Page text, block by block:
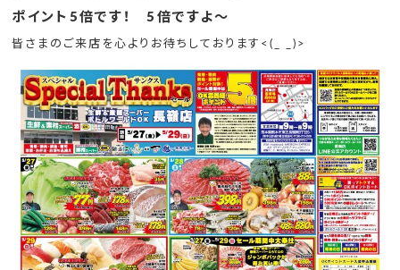
ポイント5倍です！ 5倍ですよ～
皆さまのご来店を心よりお待ちしております<(_ _)>